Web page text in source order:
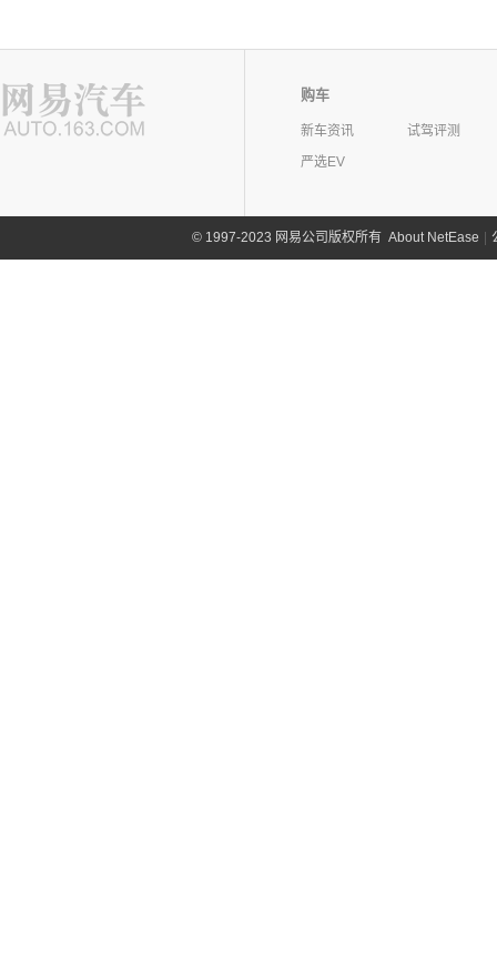
购车
新车资讯
试驾评测
严选EV
©1997-2023 网易公司版权所有 About NetEase